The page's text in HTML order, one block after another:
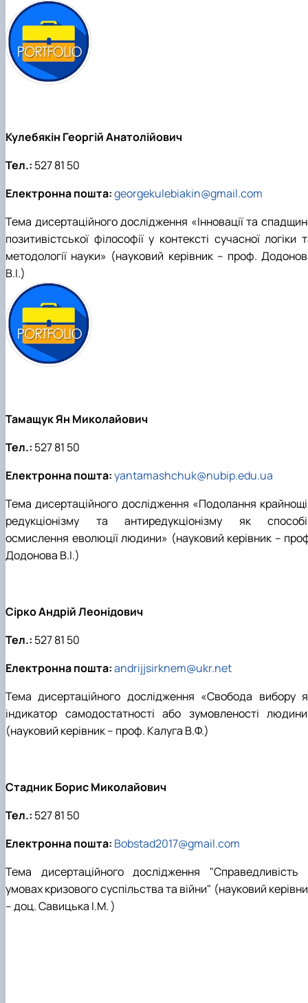
Кулебякін Георгій Анатолійович
Тел.: 527 81 50
Електронна пошта:georgekulebiakin@gmail.com
Тема дисертаційного дослідження «Інновації та
позитивістської філософії у контексті сучасної логіки
методології науки» (науковий керівник – проф.
В.І.)
Тамащук Ян Миколайович
Тел.: 527 81 50
Електронна пошта:yantamashchuk@nubip.edu.ua
Тема дисертаційного дослідження «Подолання
редукціонізму та антиредукціонізму як
осмислення еволюції людини» (науковий керівник –
Додонова В.І.)
Сірко Андрій Леонідович
Тел.: 527 81 50
Електронна пошта:andrijjsirknem@ukr.net
Тема дисертаційного дослідження «Свобода вибору
індикатор самодостатності або зумовленості
(науковий керівник – проф. Калуга В.Ф.)
Стадник Борис Миколайович
Тел.: 527 81 50
Електронна пошта: Bobstad2017@gmail.com
Тема дисертаційного дослідження "Справедливість
умовах кризового суспільства та війни" (науковий
– доц. Савицька І.М. )